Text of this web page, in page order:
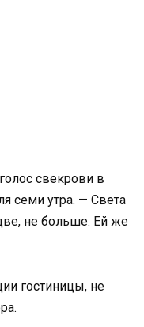
свекрови в
семи утра. — Света
не больше. Ей же
гостиницы, не